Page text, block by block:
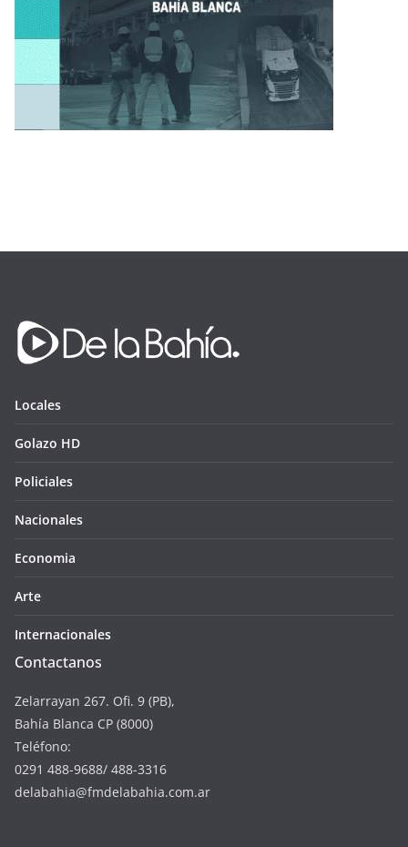
Locales
Golazo HD
Policiales
Nacionales
Economia
Arte
Internacionales
Contactanos
Zelarrayan 267. Ofi. 9 (PB),
Bahía Blanca CP (8000)
Teléfono:
0291 488-9688/ 488-3316
delabahia@fmdelabahia.com.ar